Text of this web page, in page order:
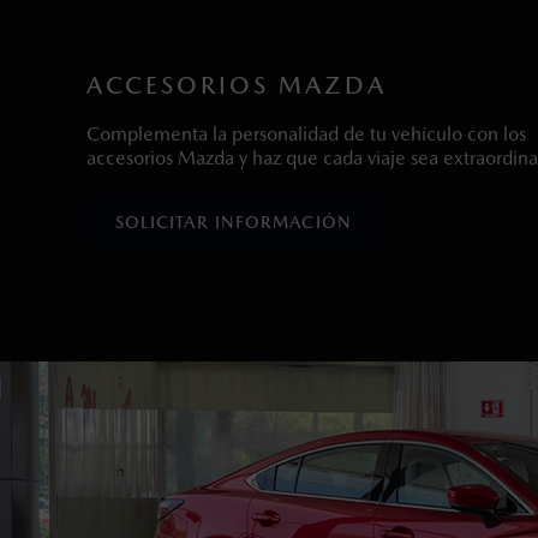
ACCESORIOS MAZDA
Complementa la personalidad de tu vehículo con los
accesorios Mazda y haz que cada viaje sea
SOLICITAR INFORMACIÓN